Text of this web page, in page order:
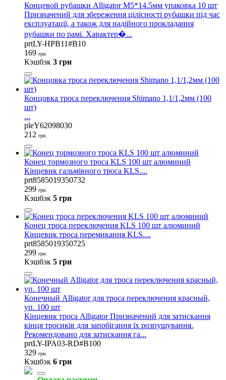
Концевой рубашки Alligator M5*14.5мм упаковка 10 шт
Призначений для збереження цілісності рубашки під час
експлуатації, а також для надійного прокладання
рубашки по рамі. Характер�...
prtLY-HPB11#B10
169 грн.
Кэшбэк 3 грн
Концовка троса переключения Shimano 1,1/1,2мм (100
шт)
...
pleY62098030
212 грн.
Конец тормозного троса KLS 100 шт алюминий
Кінцевик гальмівного троса KLS....
prt8585019350732
299 грн.
Кэшбэк 5 грн
Конец троса переключения KLS 100 шт алюминий
Кінцевик троса перемикання KLS....
prt8585019350725
299 грн.
Кэшбэк 5 грн
Конечный Alligator для троса переключения красный,
уп. 100 шт
Кінцевик троса Alligator Призначений для затискання
кінця тросиків для запобігання їх розпушування.
Рекомендовано для затискання га...
prtLY-IPA03-RD#B100
329 грн.
Кэшбэк 6 грн